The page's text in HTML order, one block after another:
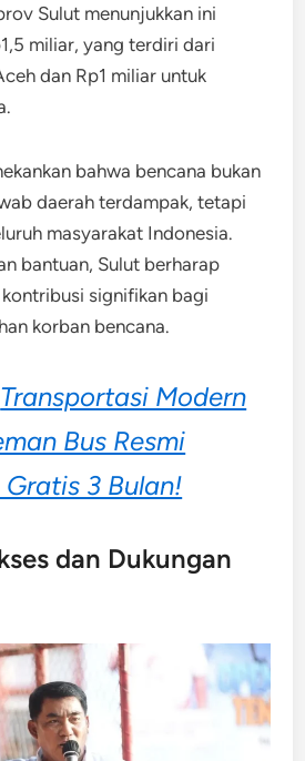
Sulut menunjukkan ini
miliar, yang terdiri dari
dan Rp1 miliar untuk
bahwa bencana bukan
daerah terdampak, tetapi
masyarakat Indonesia.
bantuan, Sulut berharap
signifikan bagi
korban bencana.
Transportasi Modern
Bus Resmi
3 Bulan!
dan Dukungan